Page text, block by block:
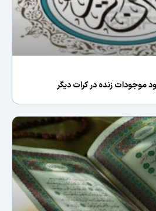
موجودات زنده در کرات دیگر